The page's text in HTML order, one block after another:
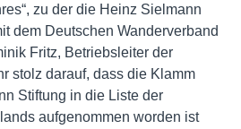
zu der die Heinz Sielmann
dem Deutschen Wanderverband
Fritz, Betriebsleiter der
stolz darauf, dass die Klamm
Stiftung in die Liste der
aufgenommen worden ist